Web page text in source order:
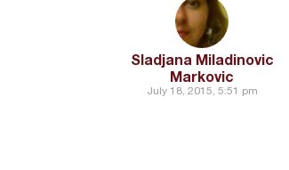
Sladjana Miladinovic
Markovic
July 18, 2015, 5:51 pm